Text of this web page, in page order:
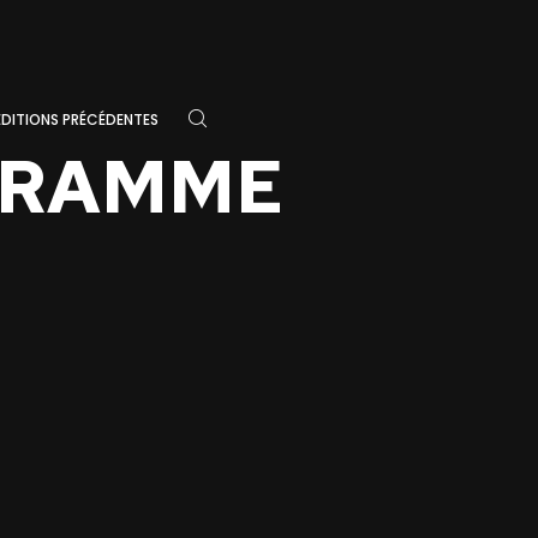
PRÉCÉDENTES